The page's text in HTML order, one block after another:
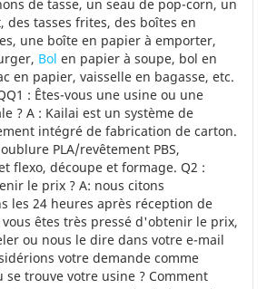
de tasse, un seau de pop-corn, un
des tasses frites, des boîtes en
une boîte en papier à emporter,
Bol en papier à soupe, bol en
en papier, vaisselle en bagasse, etc.
: Êtes-vous une usine ou une
? A : Kailai est un système de
intégré de fabrication de carton.
PLA/revêtement PBS,
flexo, découpe et formage. Q2 :
le prix ? A: nous citons
les 24 heures après réception de
êtes très pressé d'obtenir le prix,
ou nous le dire dans votre e-mail
votre demande comme
se trouve votre usine ? Comment